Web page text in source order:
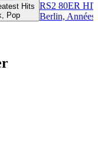
Hits
Pop
RS2 80ER
Berlin, Années